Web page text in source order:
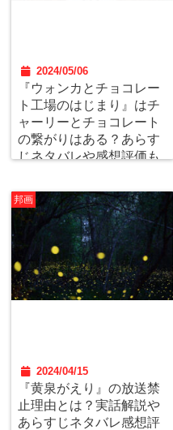
2024/05/06
『ウォンカとチョコレー
ト工場のはじまり』はチ
ャーリーとチョコレート
の繋がりはある？あらす
じネタバレや感想評価も
邦画
2024/04/15
『黄泉がえり』の放送禁
止理由とは？実話解説や
あらすじネタバレ感想評